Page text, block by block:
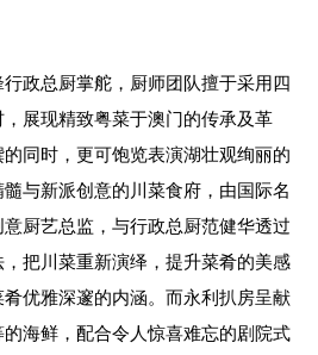
政总厨掌舵，厨师团队擅于采用四
展现精致粤菜于澳门的传承及革
同时，更可饱览表演湖壮观绚丽的
与新派创意的川菜食府，由国际名
厨艺总监，与行政总厨范健华透过
把川菜重新演绎，提升菜肴的美感
优雅深邃的内涵。而永利扒房呈献
海鲜，配合令人惊喜难忘的剧院式